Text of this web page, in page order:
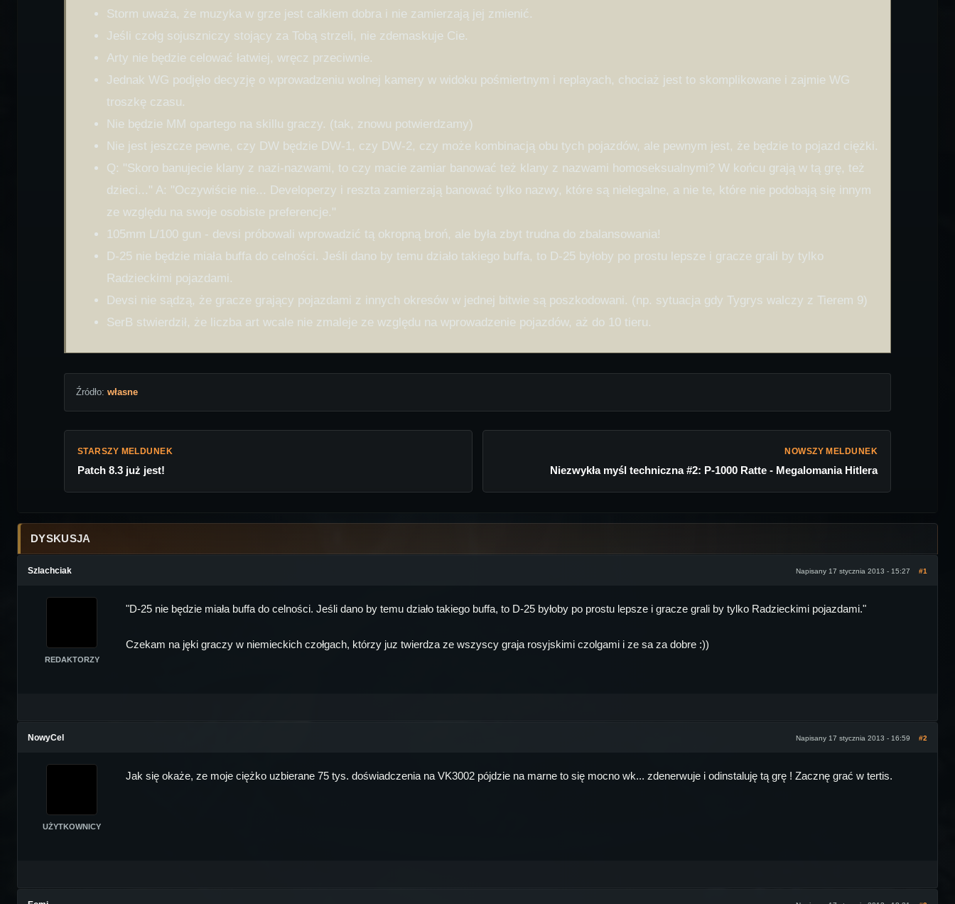
Storm uważa, że muzyka w grze jest całkiem dobra i nie zamierzają jej zmienić.
Jeśli czołg sojuszniczy stojący za Tobą strzeli, nie zdemaskuje Cie.
Arty nie będzie celować łatwiej, wręcz przeciwnie.
Jednak WG podjęło decyzję o wprowadzeniu wolnej kamery w widoku pośmiertnym i replayach, chociaż jest to skomplikowane i zajmie WG
troszkę czasu.
Nie będzie MM opartego na skillu graczy. (tak, znowu potwierdzamy)
Nie jest jeszcze pewne, czy DW będzie DW-1, czy DW-2, czy może kombinacją obu tych pojazdów, ale pewnym jest, że będzie to pojazd ciężki.
Q: "Skoro banujecie klany z nazi-nazwami, to czy macie zamiar banować też klany z nazwami homoseksualnymi? W końcu grają w tą grę, też
dzieci..." A: "Oczywiście nie... Developerzy i reszta zamierzają banować tylko nazwy, które są nielegalne, a nie te, które nie podobają się innym
ze względu na swoje osobiste preferencje."
105mm L/100 gun - devsi próbowali wprowadzić tą okropną broń, ale była zbyt trudna do zbalansowania!
D-25 nie będzie miała buffa do celności. Jeśli dano by temu działo takiego buffa, to D-25 byłoby po prostu lepsze i gracze grali by tylko
Radzieckimi pojazdami.
Devsi nie sądzą, że gracze grający pojazdami z innych okresów w jednej bitwie są poszkodowani. (np. sytuacja gdy Tygrys walczy z Tierem 9)
SerB stwierdził, że liczba art wcale nie zmaleje ze względu na wprowadzenie pojazdów, aż do 10 tieru.
Źródło: własne
STARSZY MELDUNEK
Patch 8.3 już jest!
NOWSZY MELDUNEK
Niezwykła myśl techniczna #2: P-1000 Ratte - Megalomania Hitlera
DYSKUSJA
Szlachciak Napisany 17 stycznia 2013 - 15:27 #1
REDAKTORZY
"D-25 nie będzie miała buffa do celności. Jeśli dano by temu działo takiego buffa, to D-25 byłoby po prostu lepsze i gracze grali by tylko Radzieckimi pojazdami."
Czekam na jęki graczy w niemieckich czołgach, którzy juz twierdza ze wszyscy graja rosyjskimi czolgami i ze sa za dobre :))
NowyCel Napisany 17 stycznia 2013 - 16:59 #2
UŻYTKOWNICY
Jak się okaże, ze moje ciężko uzbierane 75 tys. doświadczenia na VK3002 pójdzie na marne to się mocno wk... zdenerwuje i odinstaluję tą grę ! Zacznę grać w tertis.